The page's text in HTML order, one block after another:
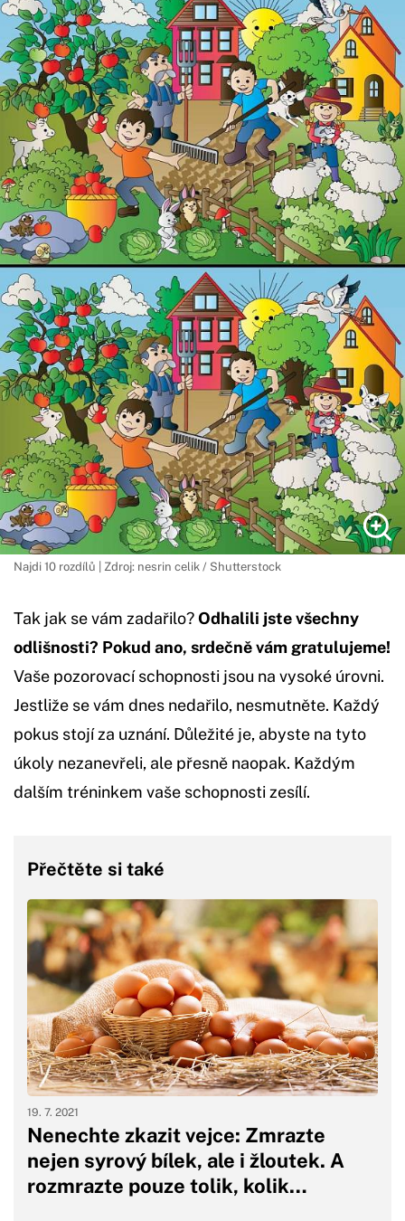
Najdi 10 rozdílů | Zdroj: nesrin celik / Shutterstock
Tak jak se vám zadařilo?Odhalili jste všechny
odlišnosti? Pokud ano, srdečně vám gratulujeme!
Vaše pozorovací schopnosti jsou na vysoké úrovni.
Jestliže se vám dnes nedařilo, nesmutněte. Každý
pokus stojí za uznání. Důležité je, abyste na tyto
úkoly nezanevřeli, ale přesně naopak. Každým
dalším tréninkem vaše schopnosti zesílí.
Přečtěte si také
Nenechte zkazit vejce: Zmrazte
nejen syrový bílek, ale i žloutek. A
rozmrazte pouze tolik, kolik…
19. 7. 2021